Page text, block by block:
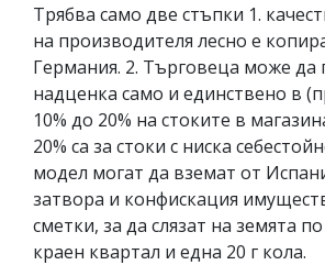
Трябва само две стъпки 1.
на производителя лесно е
Германия. 2. Търговеца може да
надценка само и единствено в
10% до 20% на стоките в
20% са за стоки с ниска
модел могат да вземат от
затвора и конфискация
сметки, за да слязат на земята
краен квартал и една 20 г кола.